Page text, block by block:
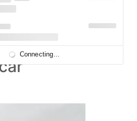
12 comunidades
y la empresa
Connecting...